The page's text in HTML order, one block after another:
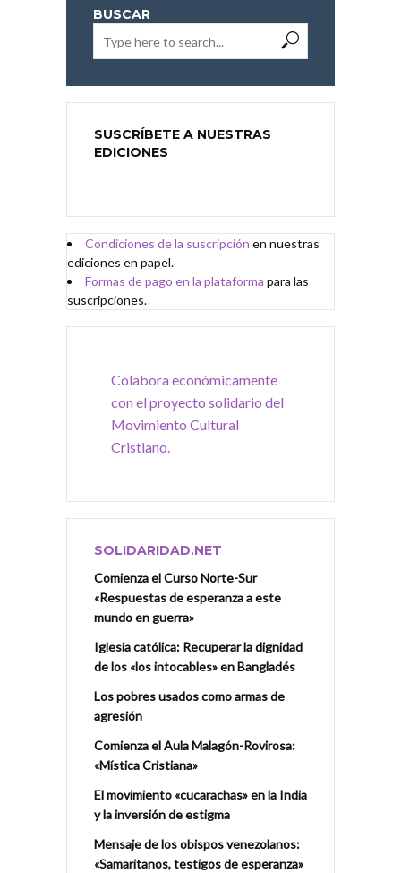
BUSCAR
SUSCRÍBETE A NUESTRAS
EDICIONES
Condiciones dela suscripción en nuestras
ediciones en papel.
Formas de pago en la plataforma para las
suscripciones.
Colabora económicamente
con el proyecto solidario del
Movimiento Cultural
Cristiano.
SOLIDARIDAD.NET
Comienza el Curso Norte-Sur
«Respuestas de esperanza a este
mundo en guerra»
Iglesia católica: Recuperar la dignidad
de los «los intocables» en Bangladés
Los pobres usados como armas de
agresión
Comienza el Aula Malagón-Rovirosa:
«Mística Cristiana»
El movimiento «cucarachas» en la India
y la inversión de estigma
Mensaje de los obispos venezolanos:
«Samaritanos, testigos de esperanza»